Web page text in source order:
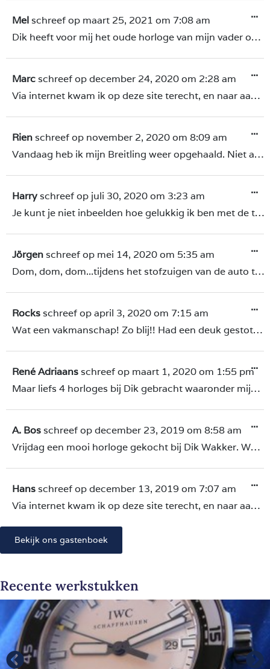
Melschreef op maart 25, 2021 om 7:08 am
Dik heeft voor mij het oude horloge van mijn vader opgeknapt. Er was 40 jaar niets aan gedaan. Het horloge is weer als nieuw. Dik, dank je!
...
Marcschreef opdecember 24, 2020om 2:28 am
Via internet kwam ik op deze site terecht, en naar aanleiding van de positieve reviews, heb ik Dik mijn omega speedmaster mark III vintage en een hublot toevertouwd. Verbazende resultaten, zo goed als nieuw. Ook binnen de afgesproken tijd. Echt vakwerk, topservice.Bedankt Dik
...
Rienschreef op november 2, 2020om 8:09 am
Vandaag heb ik mijn Breitling weer opgehaald. Niet alleen de reparatie waarom ik gevraagd had; de wijzerplaat vastzetten, is keurig gedaan, maar het polijstwerk van de kast en de band is subliem gedaan! Mijn Breitling Headwind ziet er weer als nieuw uit en ik ben er heel erg tevreden mee. Dit was mijn eerste ervaring met u maar ik kom zeker terug als er weer iets aan mijn horloge moet gebeuren. Hartelijk dank, top-vakwerk!!
...
Harryschreef op juli 30, 2020om 3:23 am
Je kunt je niet inbeelden hoe gelukkig ik ben met de terugkeer van de Omega, Dit is een horloge met voor mij onbetaalbare herinneringen en ik heb deze ongeveer elke 3 dagen per week (zo ongeveer 24 uur per dag) gedragen voor de afgelopen denk 25 of 27 jaar ! Ik heb dit horloge ooit in Zwitserland zelf aangeschaft op een skireis met een Zwitsere vriend die ik had ontmoet toen in nog in Friesland woonde. Nu ik deze door u heb laten polijsten is het alsof ik terug ben gegaan in de tijd, dit horloge kan gewoon zo terug in de orginele doos om verkocht te worden, zo mooi had ik niet durven hopen dat die zou zijn bij terugkomst. Gewoonweg super en geen andere woorden voor ! Nogmaals hartelijk dank voor goede zorgen en ben ook zeer benieuwd naar mijn Tissot, deze is van dezelfde tijd afkomstig en heb deze ook veel gedragen tijdens mijn werk bij installaties van badkamers e.d. Maar beide zijn gewoon supersterke horloges en gewoon zo mooi om te zien dat die weer terug in orginele staat terugkomen. Dit bovenstaand geeft dus zeker u vakmanschap welke u op de website uitstraald, aan !! Zoals geschreven in mijn eerste mail naar u had ik alle vertrouwen erin om dit bij te laten doen, en u heeft meer dan waar gemaakt !! Groet Harry
...
Jörgenschreef op mei 14, 2020om 5:35 am
Dom, dom, dom...tijdens het stofzuigen van de auto tikte ik mijn airking tegen Een metalen rand, gevolg hiervan een klein haakje in de kast van de airking. Vandaag op en neer gereden naar Dik in Emmeloord...eerlijk is eerlijk, hij heeft de Airking weer als nieuw opgelapt!! Nogmaals dank, Dik! Topservice?
...
Rocksschreef opapril 3, 2020om 7:15 am
Wat een vakmanschap! Zo blij!! Had een deuk gestoten in het goud van mijn Submariner. En Dik heeft ervoor gezorgd dat ik daar niets meer van zie en het horloge lijkt zelfs als nieuw! Ben blij als een kind!
...
René Adriaansschreef op maart 1, 2020om 1:55 pm
Maar liefs 4 horloges bij Dik gebracht waaronder mijn Rolex GMT2 en een gouden Omega vintage. Indrukwekkende resultaten. De Omega Seamaster uit 1951 een chronometer automaat ziet er weer uit als nieuw en de Batmen is ook prachtig in nieuwstaat. Dik, mijn welgemeende respect voor je kundigheid van deze perfectionist!
...
A. Bosschreef opdecember 23, 2019 om 8:58 am
Vrijdag een mooi horloge gekocht bij Dik Wakker. We hadden een prettig contact en het Horloge bevalt erg goed. Bedankt Dik !
...
Hansschreef opdecember 13, 2019 om 7:07 am
Via internet kwam ik op deze site terecht, en naar aanleiding van de alleen maar positieve reviews, heb ik Dik mijn 2 Rolexen gebracht. 1 Explorer 214270 mk II en mijn Submariner 116610LN, de Explorer heb ik net aangeschaft van een particulier via Chrono24, de Sub heb ik nu een jaartje of 8, was geserviced door S en C PC Hoofdstr, en daar was ik niet echt over te spreken, uurwerk liep sinds service niet echt goed en opmaken was gewoon amateuristisch werk. Nu heeft Dik gedaan wat S en C had moeten doen, perfect polijst werk en uurwerk ook nagekeken, mijn Sub is weer als nieuw en loopt prima, moet nog even kijken hoe goed hij loopt;-), de Explorer is eveneens alsof hij nieuw uit de box komt, ik ben zeer tevreden met deze professionele resultaten, welke op een aanzienlijk hoger niveau staan dan een "gerenomeerde" AD. Bij een AD draait het om de centen, bij Dik draait het om de passie voor horloges en de resultaten spreken voor zich. Nogmaals dank, je hebt er een klant en fan bij. Groeten Hans.
...
Bekijk ons gastenboek
Recente werkstukken